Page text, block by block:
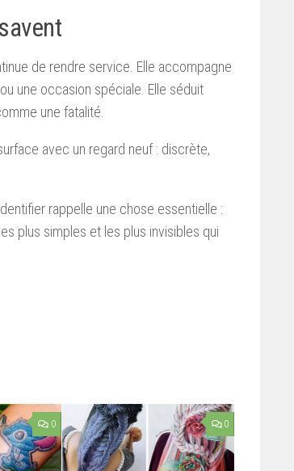
de rendre service. Elle accompagne
une occasion spéciale. Elle séduit
une fatalité.
avec un regard neuf : discrète,
rappelle une chose essentielle :
plus simples et les plus invisibles qui
0 0